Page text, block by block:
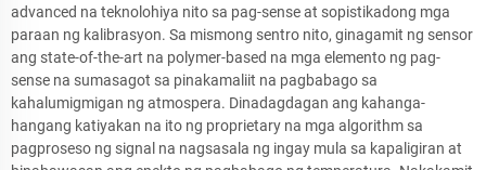
advanced na teknolohiya nito sa pag-sense at sopistikadong mga
paraan ng kalibrasyon. Sa mismong sentro nito, ginagamit ng sensor
ang state-of-the-art na polymer-based na mga elemento ng pag-
sense na sumasagot sa pinakamaliit na pagbabago sa
kahalumigmigan ng atmospera. Dinadagdagan ang kahanga-
hangang katiyakan na ito ng proprietary na mga algorithm sa
pagproseso ng signal na nagsasala ng ingay mula sa kapaligiran at